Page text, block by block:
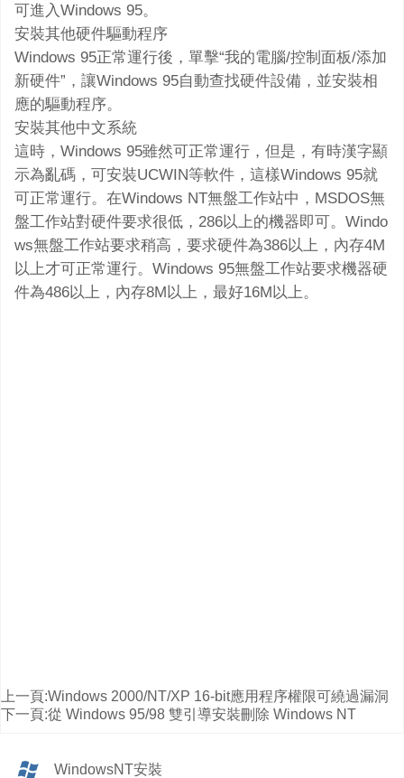
可進入Windows 95。
安裝其他硬件驅動程序
Windows 95正常運行後，單擊“我的電腦/控制面板/添加
新硬件”，讓Windows 95自動查找硬件設備，並安裝相
應的驅動程序。
安裝其他中文系統
這時，Windows 95雖然可正常運行，但是，有時漢字顯
示為亂碼，可安裝UCWIN等軟件，這樣Windows 95就
可正常運行。在Windows NT無盤工作站中，MSDOS無
盤工作站對硬件要求很低，286以上的機器即可。Windo
ws無盤工作站要求稍高，要求硬件為386以上，內存4M
以上才可正常運行。Windows 95無盤工作站要求機器硬
件為486以上，內存8M以上，最好16M以上。
上一頁:Windows 2000/NT/XP 16-bit應用程序權限可繞過漏洞
下一頁:從 Windows 95/98 雙引導安裝刪除 Windows NT
WindowsNT安裝